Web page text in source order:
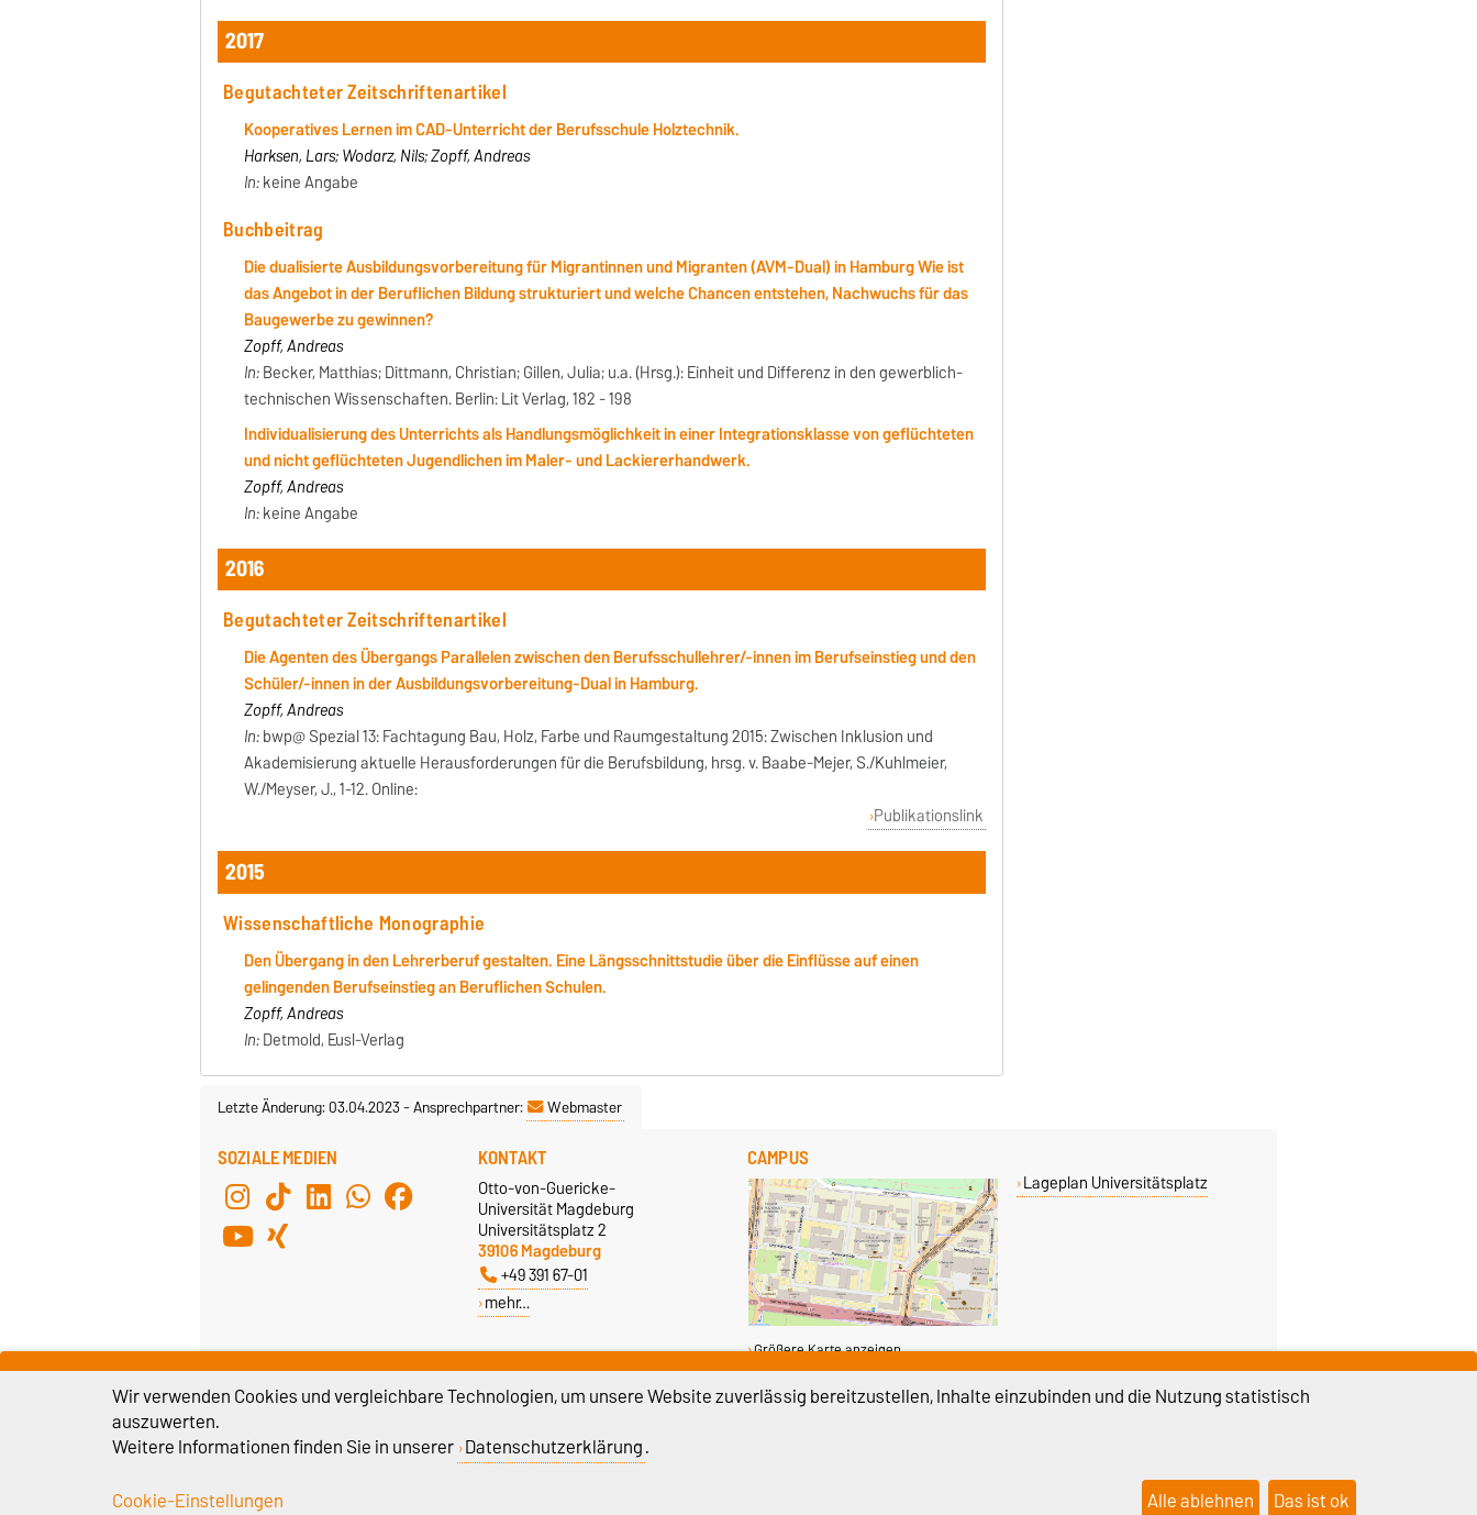
2017
Begutachteter Zeitschriftenartikel
Kooperatives Lernen im CAD-Unterricht der Berufsschule Holztechnik.
Harksen, Lars; Wodarz, Nils; Zopff, Andreas
In:keine Angabe
Buchbeitrag
Die dualisierte Ausbildungsvorbereitung für Migrantinnen und Migranten (AVM-Dual) in Hamburg Wie ist
das Angebot in der Beruflichen Bildung strukturiert und welche Chancen entstehen, Nachwuchs für das
Baugewerbe zu gewinnen?
Zopff, Andreas
In:Becker, Matthias; Dittmann, Christian; Gillen, Julia; u.a. (Hrsg.): Einheit und Differenz in den gewerblich-
technischen Wissenschaften. Berlin: Lit Verlag, 182 - 198
Individualisierung des Unterrichts als Handlungsmöglichkeit in einer Integrationsklasse von geflüchteten
und nicht geflüchteten Jugendlichen im Maler- und Lackiererhandwerk.
Zopff, Andreas
In:keine Angabe
2016
Begutachteter Zeitschriftenartikel
Die Agenten des Übergangs Parallelen zwischen den Berufsschullehrer/-innen im Berufseinstieg und den
Schüler/-innen in der Ausbildungsvorbereitung-Dual in Hamburg.
Zopff, Andreas
In:bwp@ Spezial 13: Fachtagung Bau, Holz, Farbe und Raumgestaltung 2015: Zwischen Inklusion und
Akademisierung aktuelle Herausforderungen für die Berufsbildung, hrsg. v. Baabe-Meijer, S./Kuhlmeier,
W./Meyser, J., 1-12. Online:
Publikationslink
2015
Wissenschaftliche Monographie
Den Übergang in den Lehrerberuf gestalten. Eine Längsschnittstudie über die Einflüsse auf einen
gelingenden Berufseinstieg an Beruflichen Schulen.
Zopff, Andreas
In:Detmold, Eusl-Verlag
Letzte Änderung: 03.04.2023-Ansprechpartner: Webmaster
SOZIALE MEDIEN KONTAKT
Otto-von-Guericke-
Universität Magdeburg
Universitätsplatz 2
39106 Magdeburg
+49 391 67-01
mehr…
CAMPUS
Größere Karte anzeigen
Lageplan Universitätsplatz
DIESE SEITE
Impressum
Wir verwenden Cookies und vergleichbare Technologien, um unsere Website zuverlässig bereitzustellen, Inhalte einzubinden und die Nutzung statistisch
auszuwerten.
Weitere Informationen finden Sie in unserer Datenschutzerklärung.
Cookie-Einstellungen
Alle ablehnen Das ist ok